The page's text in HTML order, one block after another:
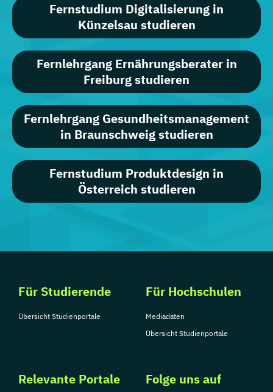
Fernstudium Digitalisierung in
Künzelsau studieren
Fernlehrgang Ernährungsberater in
Freiburg studieren
Fernlehrgang Gesundheitsmanagement
in Braunschweig studieren
Fernstudium Produktdesign in
Österreich studieren
Für Studierende
Übersicht Studienportale
Für Hochschulen
Mediadaten
Übersicht Studienportale
Relevante Portale Folge uns auf